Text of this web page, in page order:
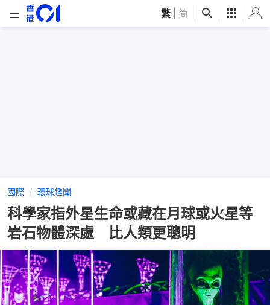
繁 简
國際 環球趣聞
科學家指外星生命或藏在月球或火星等
岩石物體深處 比人類更聰明